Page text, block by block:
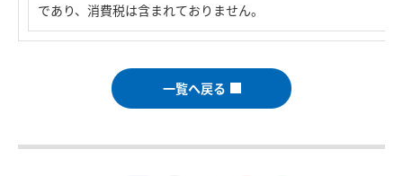
であり、消費税は含まれておりません。
一覧へ戻る